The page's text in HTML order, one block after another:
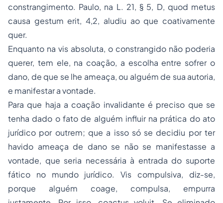
causa gestum erit, 4,2, aludiu ao que coativamente
quer.
Enquanto na vis absoluta, o constrangido não poderia
querer, tem ele, na coação, a escolha entre sofrer o
dano, de que se lhe ameaça, ou alguém de sua autoria,
e manifestar a vontade.
Para que haja a coação invalidante é preciso que se
tenha dado o fato de alguém influir na prática do ato
jurídico por outrem; que a isso só se decidiu por ter
havido ameaça de dano se não se manifestasse a
vontade, que seria necessária à entrada do suporte
fático no mundo jurídico. Vis compulsiva, diz-se,
porque alguém coage, compulsa, empurra
justamente. Por isso, coactus voluit. Se eliminado